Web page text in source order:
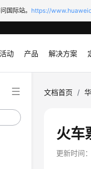
国际站。 https://
活动 产品 解决方案
文档首页 /
火车
更新时间